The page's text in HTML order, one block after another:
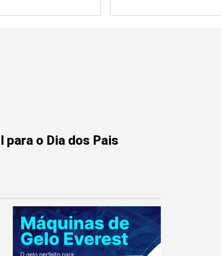
o Dia dos Pais